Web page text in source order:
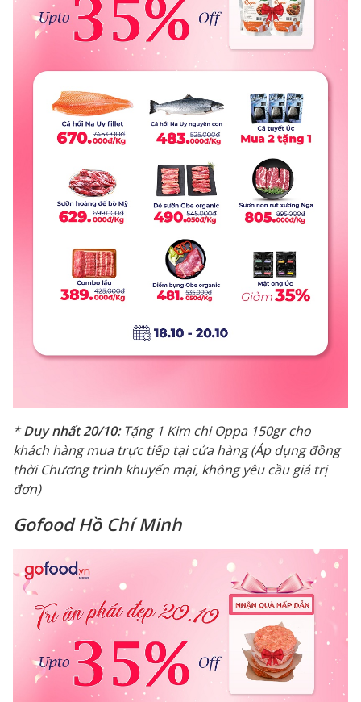
*Duy nhất 20/10:Tặng 1 Kim chi Oppa 150gr cho
khách hàng mua trực tiếp tại cửa hàng (Áp dụng đồng
thời Chương trình khuyến mại, không yêu cầu giá trị
đơn)
Gofood Hồ Chí Minh